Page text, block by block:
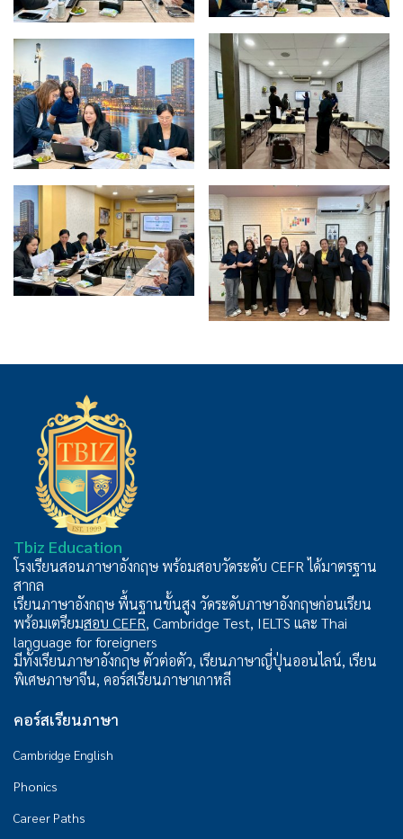
Tbiz Education
โรงเรียนสอนภาษาอังกฤษ พร้อมสอบวัดระดับ CEFR ได้มาตรฐาน
สากล
เรียนภาษาอังกฤษ พื้นฐานขั้นสูง วัดระดับภาษาอังกฤษก่อนเรียน
พร้อมเตรียมสอบ CEFR, Cambridge Test, IELTS และ Thai
language for foreigners
มีทั้งเรียนภาษาอังกฤษ ตัวต่อตัว, เรียนภาษาญี่ปุ่นออนไลน์, เรียน
พิเศษภาษาจีน, คอร์สเรียนภาษาเกาหลี
คอร์สเรียนภาษา
Cambridge English
Phonics
Career Paths